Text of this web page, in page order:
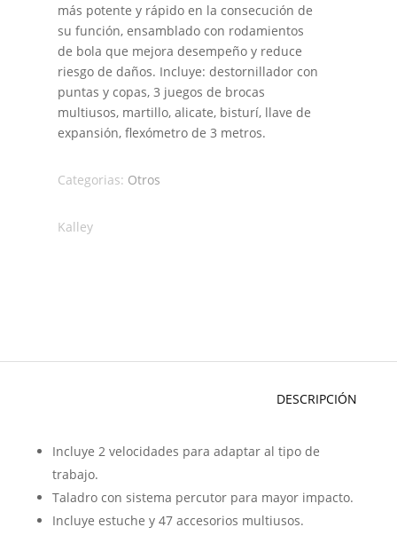
más potente y rápido en la consecución de
su función, ensamblado con rodamientos
de bola que mejora desempeño y reduce
riesgo de daños. Incluye: destornillador con
puntas y copas, 3 juegos de brocas
multiusos, martillo, alicate, bisturí, llave de
expansión, flexómetro de 3 metros.
Categorias: Otros
Kalley
DESCRIPCIÓN
Incluye 2 velocidades para adaptar al tipo de
trabajo.
Taladro con sistema percutor para mayor impacto.
Incluye estuche y 47 accesorios multiusos.